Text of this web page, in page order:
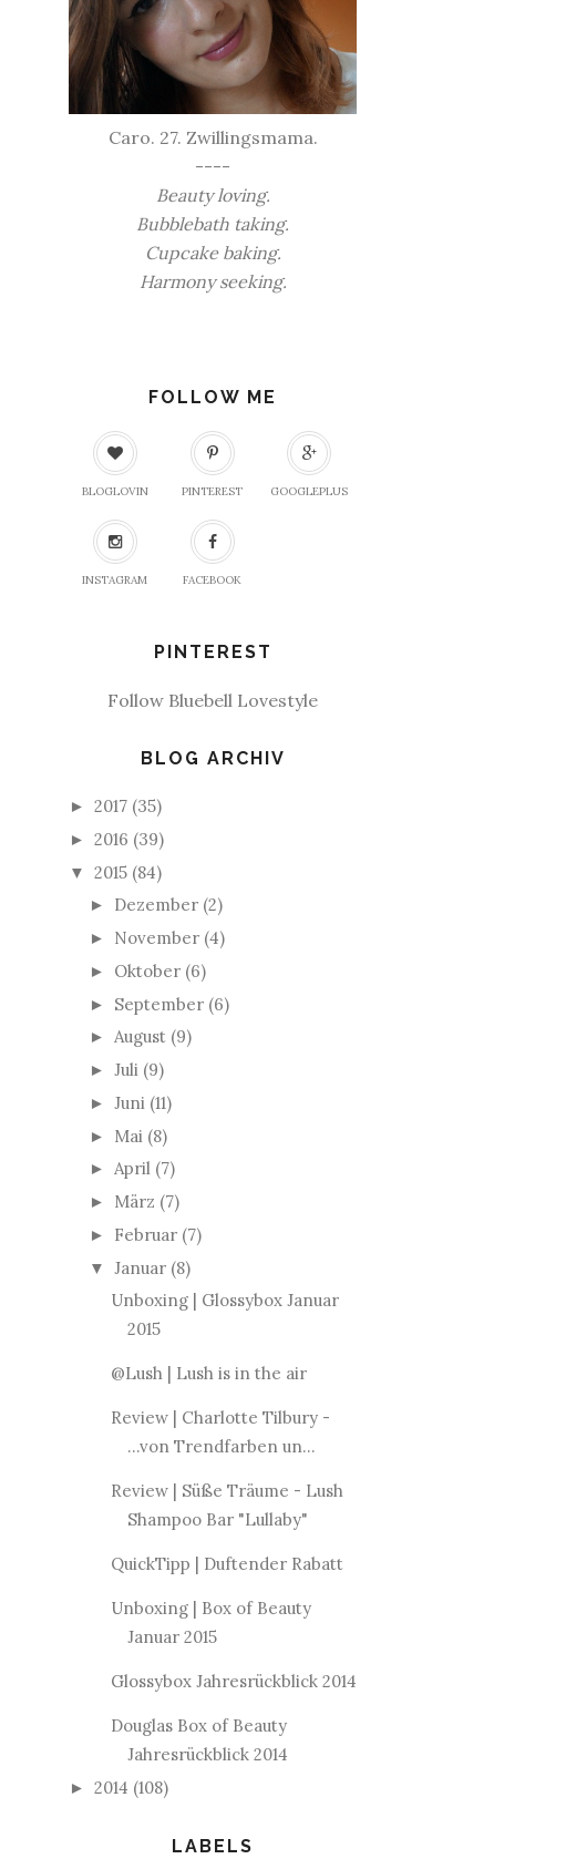
Caro. 27. Zwillingsmama.
----
Beauty loving.
Bubblebath taking.
Cupcake baking.
Harmony seeking.
FOLLOW ME
BLOGLOVIN PINTEREST GOOGLEPLUS
INSTAGRAM FACEBOOK
PINTEREST
Follow Bluebell Lovestyle
BLOG ARCHIV
► 2017 (35)
► 2016 (39)
▼ 2015 (84)
► Dezember (2)
► November (4)
► Oktober (6)
► September (6)
► August (9)
► Juli (9)
► Juni (11)
► Mai (8)
► April (7)
► März (7)
► Februar (7)
▼ Januar (8)
Unboxing | Glossybox Januar
2015
@Lush | Lush is in the air
Review | Charlotte Tilbury -
...von Trendfarben un...
Review | Süße Träume - Lush
Shampoo Bar "Lullaby"
QuickTipp | Duftender Rabatt
Unboxing | Box of Beauty
Januar 2015
Glossybox Jahresrückblick 2014
Douglas Box of Beauty
Jahresrückblick 2014
► 2014 (108)
LABELS